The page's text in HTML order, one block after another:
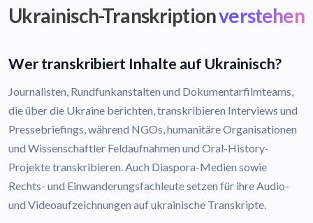
Ukrainisch-Transkriptionverstehen
Wer transkribiert Inhalte auf Ukrainisch?
Journalisten, Rundfunkanstalten und Dokumentarfilmteams,
die über die Ukraine berichten, transkribieren Interviews und
Pressebriefings, während NGOs, humanitäre Organisationen
und Wissenschaftler Feldaufnahmen und Oral-History-
Projekte transkribieren. Auch Diaspora-Medien sowie
Rechts- und Einwanderungsfachleute setzen für ihre Audio-
und Videoaufzeichnungen auf ukrainische Transkripte.